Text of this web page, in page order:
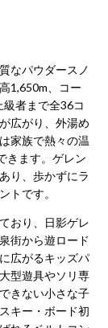
なパウダースノ
1,650m、コー
者まで全36コ
広がり、外湯め
家族で熱々の温
きます。ゲレン
り、歩かずにラ
トです​。
おり、日影ゲレ
街から遊ロード
広がるキッズパ
型遊具やソリ専
きない小さな子
キー・ボード初